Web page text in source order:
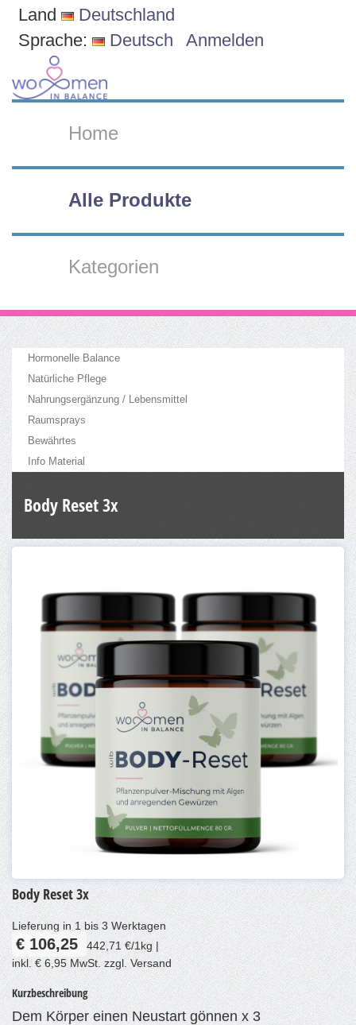
Land
Deutschland
Sprache:
Deutsch Anmelden
Home
Alle Produkte
Kategorien
Hormonelle Balance
Natürliche Pflege
Nahrungsergänzung / Lebensmittel
Raumsprays
Bewährtes
Info Material
Body Reset 3x
Body Reset 3x
Lieferung in 1 bis 3 Werktagen
€ 106,25
442,71 €/1kg |
inkl. € 6,95 MwSt. zzgl. Versand
Kurzbeschreibung
Dem Körper einen Neustart gönnen x 3